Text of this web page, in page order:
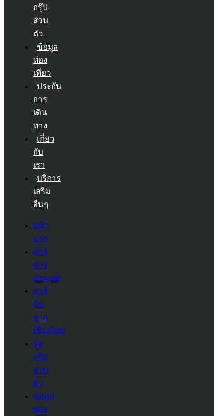
กรุ๊ป
ส่วน
ตัว
ข้อมูล
ท่อง
เที่ยว
ประกัน
การ
เดิน
ทาง
เกี่ยว
กับ
เรา
บริการ
เสริม
อื่นๆ
หน้า
แรก
ทัวร์
ต่าง
ประเทศ
ทัวร์
บิน
จาก
เชียงใหม่
จัด
กรุ๊ป
ส่วน
ตัว
ข้อมูล
ท่อง